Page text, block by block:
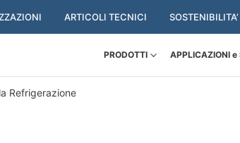
ARTICOLI TECNICI
PRODOTTI APPLICAZIONI e
Refrigerazione